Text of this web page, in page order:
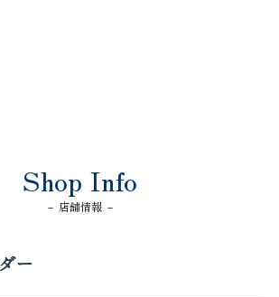
Shop Info
－ 店舗情報 －
ー